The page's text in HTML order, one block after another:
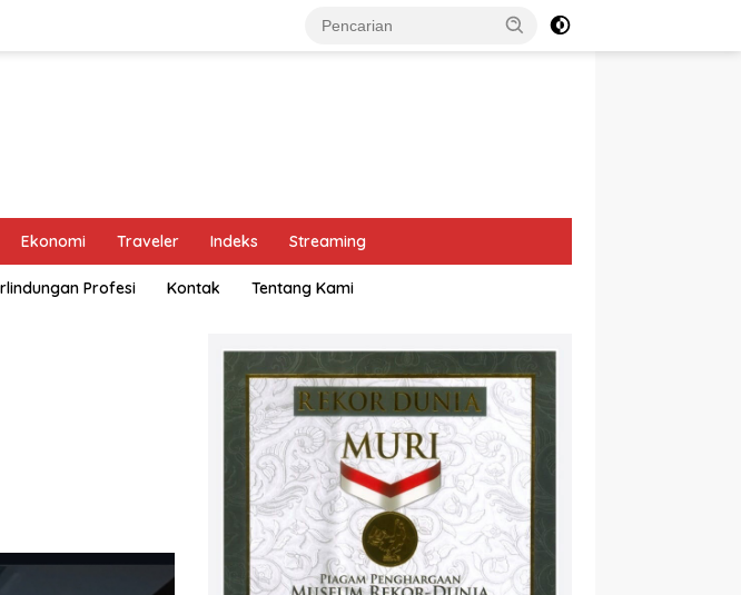
Ekonomi Traveler Indeks Streaming
Profesi Kontak Tentang Kami